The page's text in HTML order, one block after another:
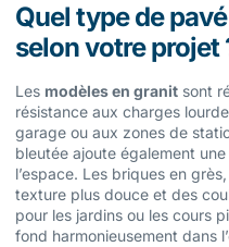
Quel type de
selon votre projet
Les modèles en granit sont
résistance aux charges
garage ou aux zones de
bleutée ajoute également
l’espace. Les briques en
texture plus douce et des
pour les jardins ou les cours
fond harmonieusement dans